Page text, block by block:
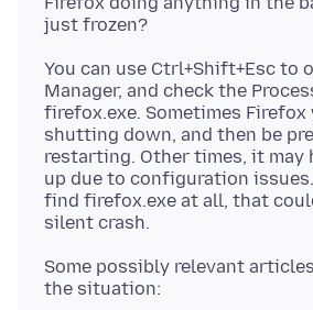
You can use Ctrl+Shift+Esc to
Manager, and check the
firefox.exe. Sometimes
shutting down, and then be
restarting. Other times, it may
up due to configuration
find firefox.exe at all, that
Some possibly relevant